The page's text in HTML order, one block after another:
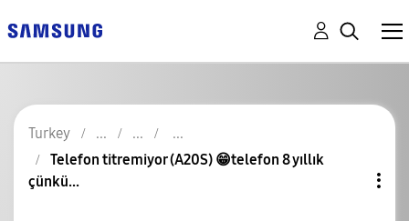
Turkey
Telefon titremiyor (A20S) 😁telefon 8 yıllık
çünkü...